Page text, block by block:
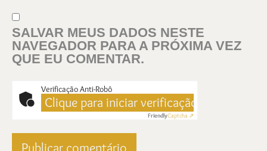
SALVAR MEUS DADOS NESTE
NAVEGADOR PARA A PRÓXIMA VEZ
QUE EU COMENTAR.
Verificação Anti-Robô
Clique para iniciar verificação
FriendlyCaptcha ⇗